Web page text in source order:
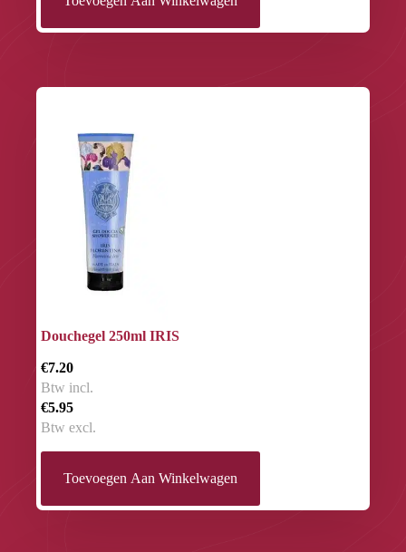
Douchegel 250ml IRIS
€7.20
Btw incl.
€5.95
Btw excl.
Toevoegen Aan Winkelwagen